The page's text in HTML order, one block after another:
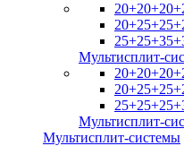
Мультисплит-
Мультисплит-
Мультисплит-системы